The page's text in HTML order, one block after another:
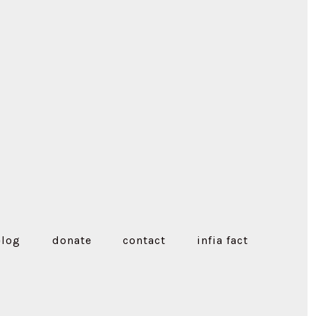
donate contact infia fact